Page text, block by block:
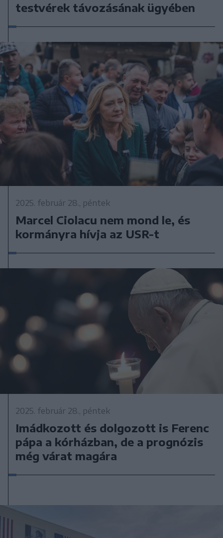
testvérek távozásának ügyében
2025. február 28., péntek
Marcel Ciolacu nem mond le, és
kormányra hívja az USR-t
2025. február 28., péntek
Imádkozott és dolgozott is Ferenc
pápa a kórházban, de a prognózis
még várat magára